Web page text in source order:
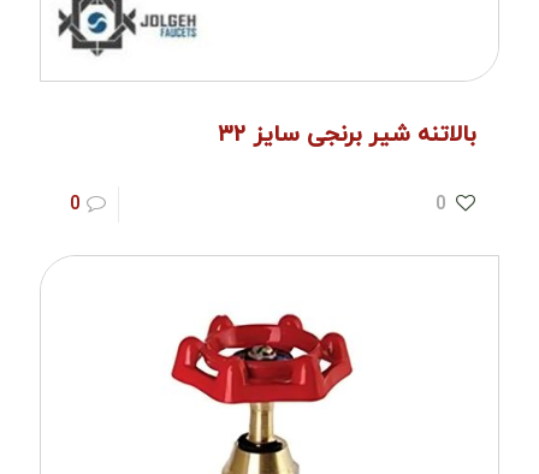
بالاتنه شیر برنجی سایز ۳۲
0
0